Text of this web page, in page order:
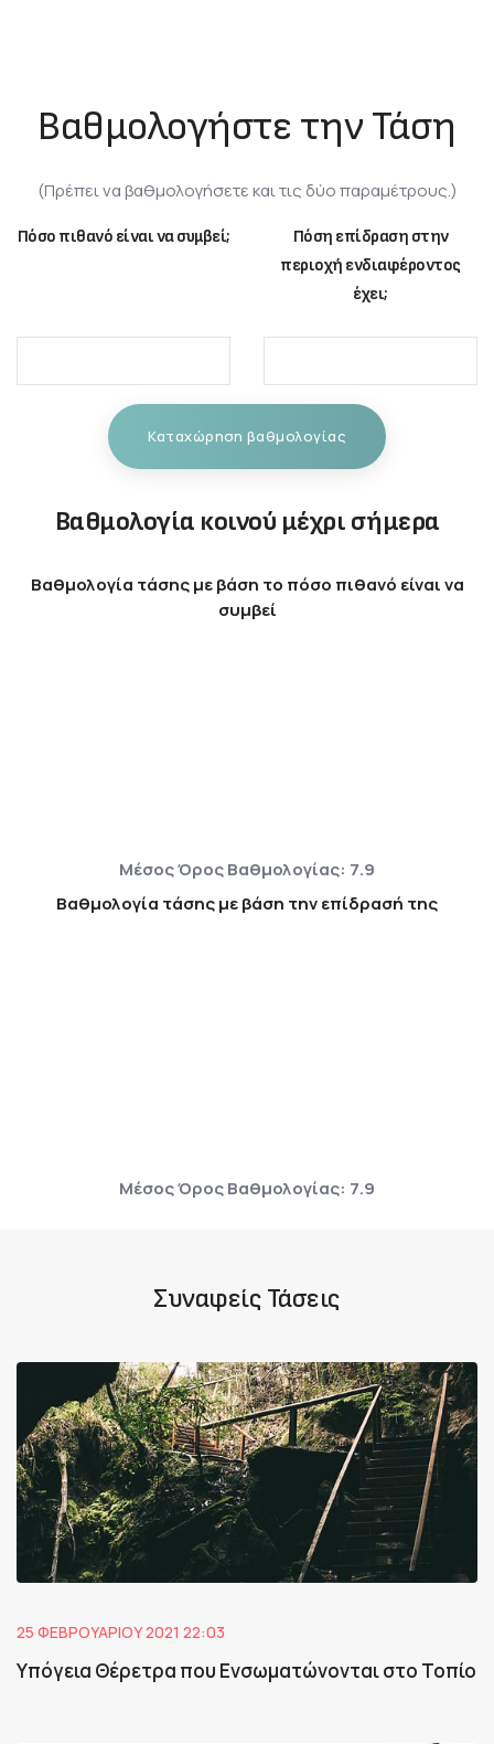
Βαθμολογήστε την Τάση
(Πρέπει να βαθμολογήσετε και τις δύο παραμέτρους.)
Πόσο πιθανό είναι να συμβεί;
Πόση επίδραση στην
περιοχή ενδιαφέροντος
έχει;
Καταχώρηση βαθμολογίας
Βαθμολογία κοινού μέχρι σήμερα
Βαθμολογία τάσης με βάση το πόσο πιθανό είναι να
συμβεί
Μέσος Όρος Βαθμολογίας: 7.9
Βαθμολογία τάσης με βάση την επίδρασή της
Μέσος Όρος Βαθμολογίας: 7.9
Συναφείς Τάσεις
25 ΦΕΒΡΟΥΑΡΊΟΥ 2021 22:03
Υπόγεια Θέρετρα που Ενσωματώνονται στο Τοπίο